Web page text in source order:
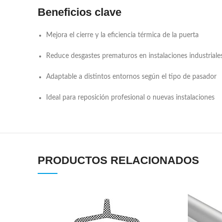
Beneficios clave
Mejora el cierre y la eficiencia térmica de la puerta
Reduce desgastes prematuros en instalaciones
Adaptable a distintos entornos según el tipo de pasador
Ideal para reposición profesional o nuevas instalaciones
PRODUCTOS RELACIONADOS